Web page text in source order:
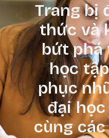
Trang bị
thức và
bứt phá
học
phục
đại học
cùng